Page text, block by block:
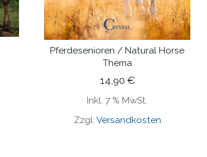
IN DEN WARENKORB
Pferdesenioren / Natural Horse
Thema
14,90 €
Inkl. 7 % MwSt.
Zzgl. Versandkosten